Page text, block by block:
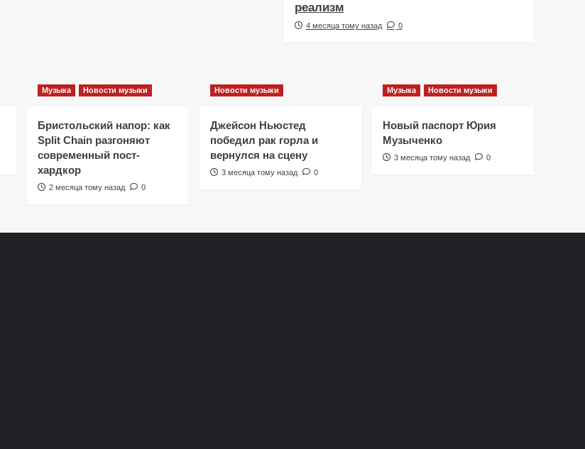
реализм
4 месяца тому назад 0
Музыка Новости музыки
Бристольский напор: как
Split Chain разгоняют
современный пост-
хардкор
2 месяца тому назад 0
Новости музыки
Джейсон Ньюстед
победил рак горла и
вернулся на сцену
3 месяца тому назад 0
Музыка Новости музыки
Новый паспорт Юрия
Музыченко
3 месяца тому назад 0